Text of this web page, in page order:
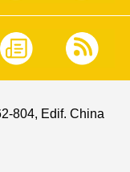
804, Edif. China